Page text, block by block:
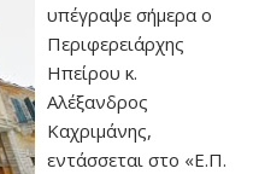
υπέγραψε σήμερα ο
Περιφερειάρχης
Ηπείρου κ.
Αλέξανδρος
Καχριμάνης,
εντάσσεται στο «Ε.Π.